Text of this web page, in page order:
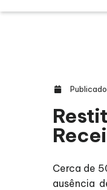
Cerca de
ausência